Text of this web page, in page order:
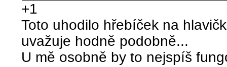
+1
Toto uhodilo hřebíček na
uvažuje hodně podobně...
U mě osobně by to nejspíš